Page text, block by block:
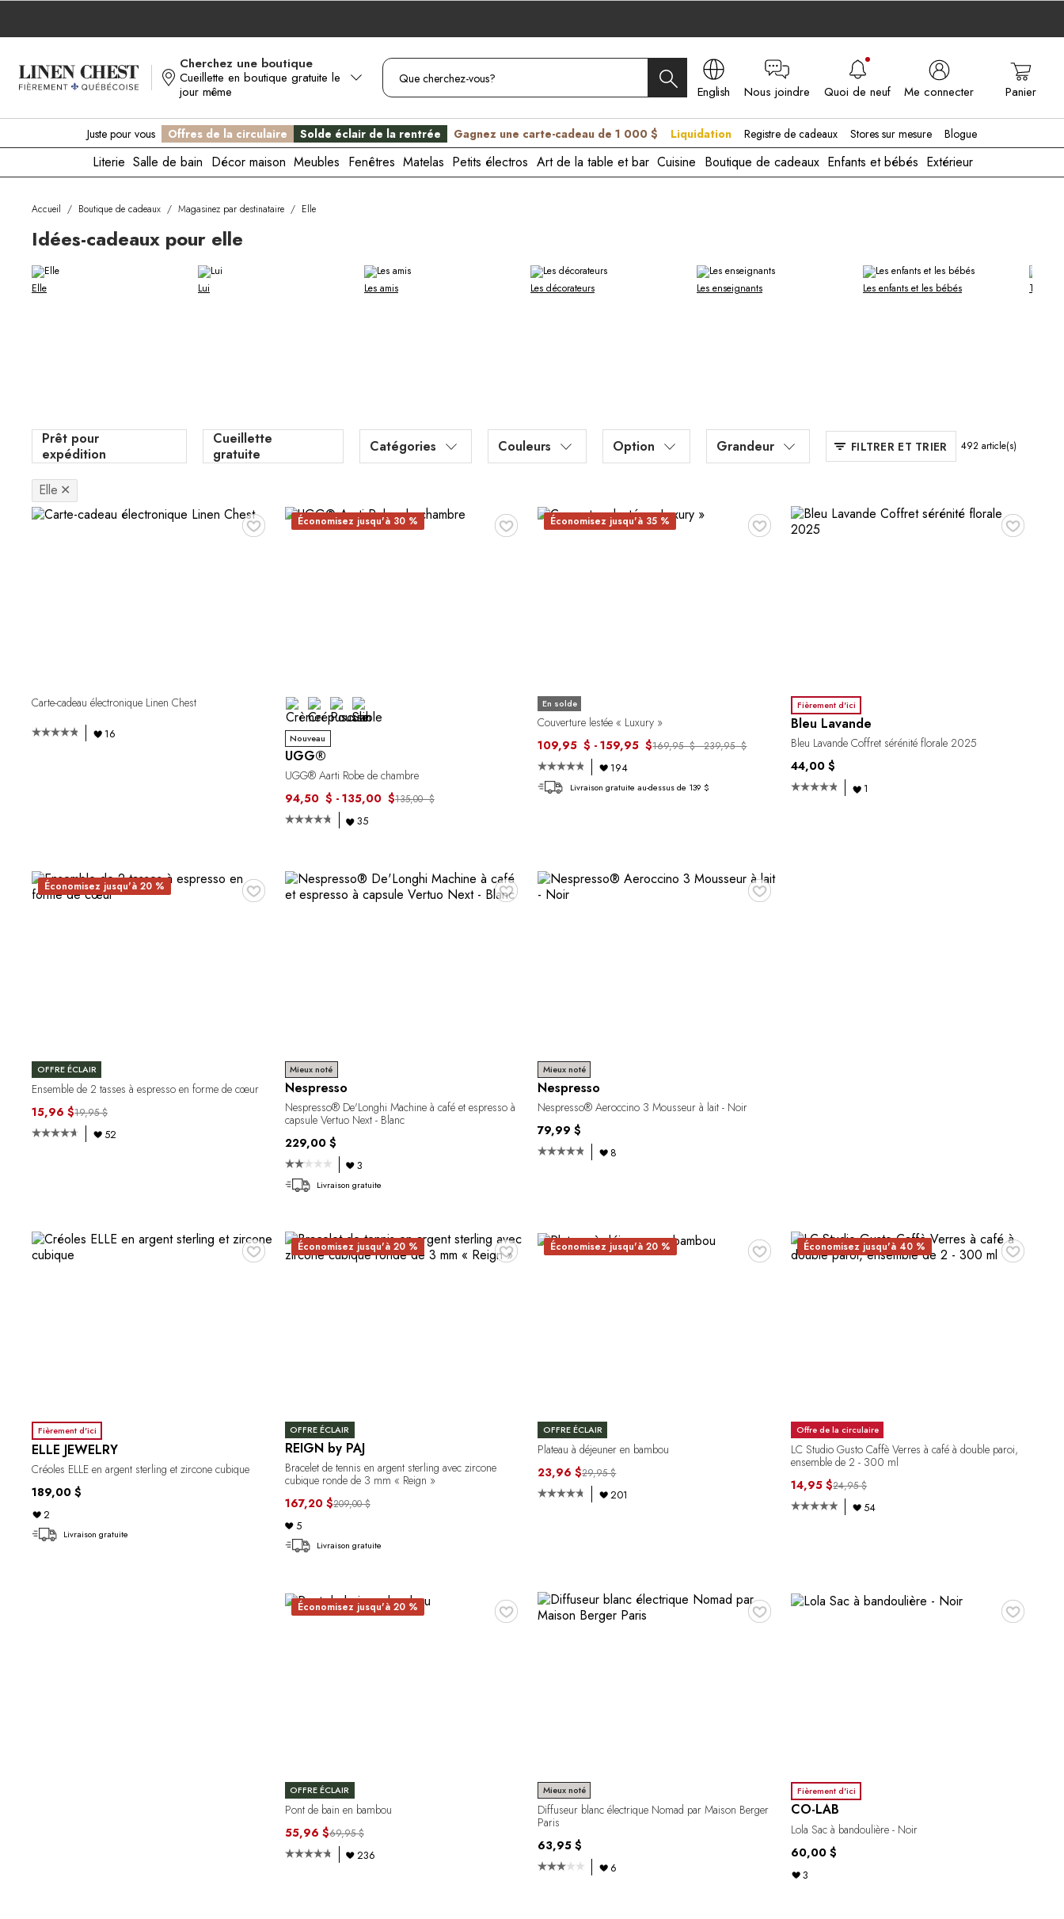
Allez
contenu
Cherchez une boutique
Cueillette en boutique gratuite le
jour même
English
CA - EN
Nous joindre Quoi de neuf Me connecter Panier
Juste pour vous Offres de la circulaire Solde éclair de la rentrée Gagnez une carte-cadeau de 1 000 $ Liquidation Registre de cadeaux Stores sur mesure Blogue
Literie Salle de bain Décor maison Meubles Fenêtres Matelas Petits électros Art de la table et bar Cuisine Boutique de cadeaux Enfants et bébés Extérieur
Accueil / Boutique de cadeaux / Magasinez par destinataire / Elle
Idées-cadeaux pour elle
Elle Lui Les amis Les décorateurs Les enseignants Les enfants et les bébés Tout voir
Prêt pour
expédition
Cueillette
gratuite
Catégories Couleurs Option Grandeur 492 article(s)
FILTRER ET TRIER
Elle ✕
♥
Carte-cadeau électronique Linen Chest
16
♥
Économisez jusqu'à 30 %
Nouveau
UGG®
UGG® Aarti Robe de chambre
94,50 $ - 135,00 $135,00 $
35
♥
Économisez jusqu'à 35 %
En solde
Couverture lestée « Luxury »
109,95 $ - 159,95 $169,95 $ - 239,95 $
194
Livraison gratuite au-dessus de 139 $
♥
Fièrement d'ici
Bleu Lavande
Bleu Lavande Coffret sérénité florale 2025
44,00 $
1
♥
Économisez jusqu'à 20 %
OFFRE ÉCLAIR
Ensemble de 2 tasses à espresso en forme de cœur
15,96 $19,95 $
52
♥
Mieux noté
Nespresso
Nespresso® De'Longhi Machine à café et espresso à
capsule Vertuo Next - Blanc
229,00 $
3
Livraison gratuite
♥
Mieux noté
Nespresso
Nespresso® Aeroccino 3 Mousseur à lait - Noir
79,99 $
8
♥
Fièrement d'ici
ELLE JEWELRY
Créoles ELLE en argent sterling et zircone cubique
189,00 $
2
Livraison gratuite
♥
Économisez jusqu'à 20 %
OFFRE ÉCLAIR
REIGN by PAJ
Bracelet de tennis en argent sterling avec zircone
cubique ronde de 3 mm « Reign »
167,20 $209,00 $
5
Livraison gratuite
♥
Économisez jusqu'à 20 %
OFFRE ÉCLAIR
Plateau à déjeuner en bambou
23,96 $29,95 $
201
♥
Économisez jusqu'à 40 %
Offre de la circulaire
LC Studio Gusto Caffè Verres à café à double paroi,
ensemble de 2 - 300 ml
14,95 $24,95 $
54
♥
Économisez jusqu'à 20 %
OFFRE ÉCLAIR
Pont de bain en bambou
55,96 $69,95 $
236
♥
Mieux noté
Diffuseur blanc électrique Nomad par Maison Berger
Paris
63,95 $
6
♥
Fièrement d'ici
CO-LAB
Lola Sac à bandoulière - Noir
60,00 $
3